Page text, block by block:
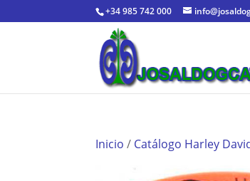
+34 985 742 000
Inicio / Catálogo Harley